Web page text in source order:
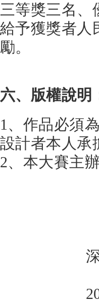
三等獎三名、
給予獲獎者人
勵。
六、版權說明
1、作品必須
設計者本人
2、本大賽主
深圳市寶
2016年